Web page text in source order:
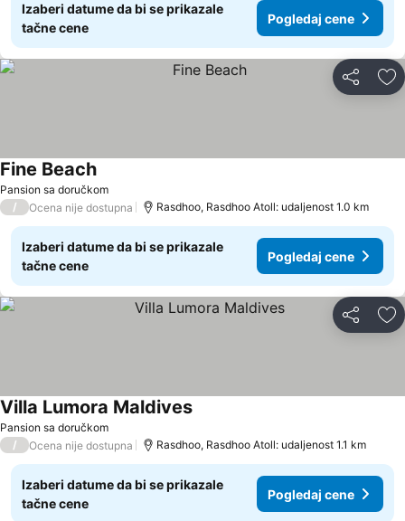
Izaberi datume da bi se prikazale
tačne cene
Pogledaj cene
Deli
Pansion sa doručkom
Fine Beach
/ Ocena nije dostupna Rasdhoo, Rasdhoo Atoll: udaljenost 1.0 km
Izaberi datume da bi se prikazale
tačne cene
Pogledaj cene
Deli
Pansion sa doručkom
Villa Lumora Maldives
/ Ocena nije dostupna Rasdhoo, Rasdhoo Atoll: udaljenost 1.1 km
Izaberi datume da bi se prikazale
tačne cene
Pogledaj cene